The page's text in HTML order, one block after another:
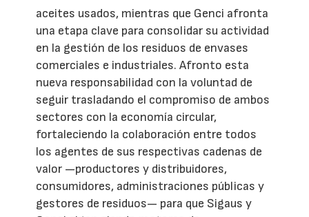
aceites usados, mientras que Genci afronta
una etapa clave para consolidar su actividad
en la gestión de los residuos de envases
comerciales e industriales. Afronto esta
nueva responsabilidad con la voluntad de
seguir trasladando el compromiso de ambos
sectores con la economía circular,
fortaleciendo la colaboración entre todos
los agentes de sus respectivas cadenas de
valor —productores y distribuidores,
consumidores, administraciones públicas y
gestores de residuos— para que Sigaus y